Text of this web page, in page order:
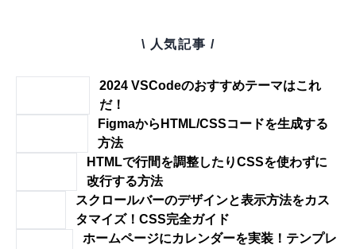
\ 人気記事 /
2024 VSCodeのおすすめテーマはこれ
だ！
FigmaからHTML/CSSコードを生成する
方法
HTMLで行間を調整したりCSSを使わずに
改行する方法
スクロールバーのデザインと表示方法をカス
タマイズ！CSS完全ガイド
ホームページにカレンダーを実装！テンプレ